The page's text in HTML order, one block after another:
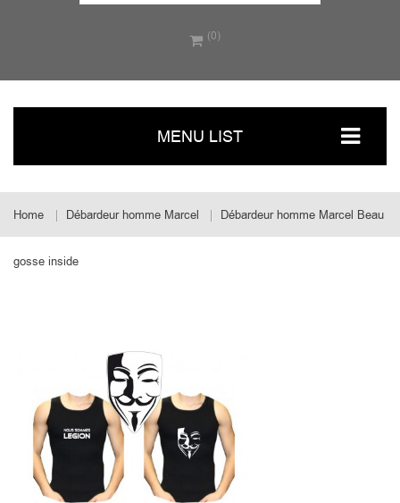
(0)
MENU LIST
Home Débardeur homme Marcel Débardeur homme Marcel Beau
gosse inside